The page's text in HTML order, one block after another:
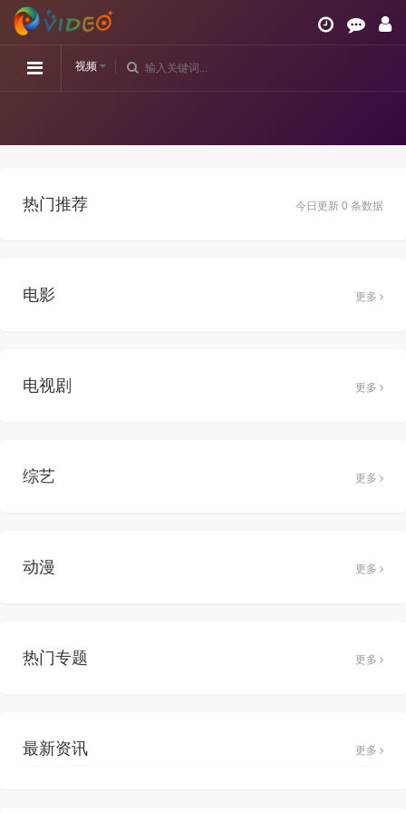
视频
今日更新 0 条数据
热门推荐
电影 更多
电视剧 更多
综艺 更多
动漫 更多
热门专题 更多
最新资讯 更多